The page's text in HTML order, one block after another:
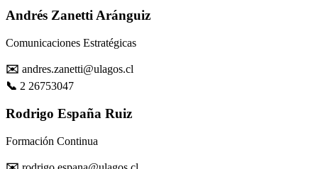
Andrés Zanetti Aránguiz
Comunicaciones Estratégicas
✉️ andres.zanetti@ulagos.cl
📞 2 26753047
Rodrigo España Ruiz
Formación Continua